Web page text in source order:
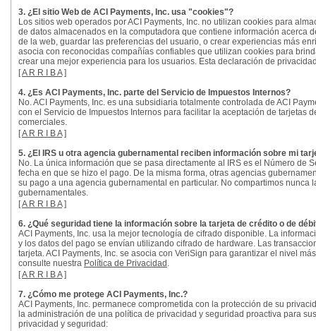
3. ¿El sitio Web de ACI Payments, Inc. usa "cookies"?
Los sitios web operados por ACI Payments, Inc. no utilizan cookies para
de datos almacenados en la computadora que contiene información acerca
de la web, guardar las preferencias del usuario, o crear experiencias más
asocia con reconocidas compañías confiables que utilizan cookies para
crear una mejor experiencia para los usuarios. Esta declaración de
[A R R I B A]
4. ¿Es ACI Payments, Inc. parte del Servicio de Impuestos Internos?
No. ACI Payments, Inc. es una subsidiaria totalmente controlada de ACI
con el Servicio de Impuestos Internos para facilitar la aceptación de tarjetas
comerciales.
[A R R I B A]
5. ¿El IRS u otra agencia gubernamental reciben información sobre mi
No. La única información que se pasa directamente al IRS es el Número
fecha en que se hizo el pago. De la misma forma, otras agencias
su pago a una agencia gubernamental en particular. No compartimos
gubernamentales.
[A R R I B A]
6. ¿Qué seguridad tiene la información sobre la tarjeta de crédito o de
ACI Payments, Inc. usa la mejor tecnología de cifrado disponible. La
y los datos del pago se envían utilizando cifrado de hardware. Las
tarjeta. ACI Payments, Inc. se asocia con VeriSign para garantizar el nivel
consulte nuestra Política de Privacidad .
[A R R I B A]
7. ¿Cómo me protege ACI Payments, Inc.?
ACI Payments, Inc. permanece comprometida con la protección de su
la administración de una política de privacidad y seguridad proactiva para
privacidad y seguridad: